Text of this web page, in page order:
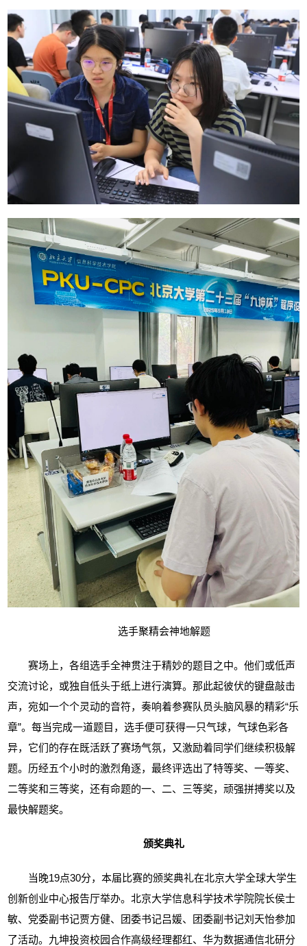
选手聚精会神地解题
赛场上，各组选手全神贯注于精妙的题目之中。他们或低声
交流讨论，或独自低头于纸上进行演算。那此起彼伏的键盘敲击
声，宛如一个个灵动的音符，奏响着参赛队员头脑风暴的精彩“乐
章”。每当完成一道题目，选手便可获得一只气球，气球色彩各
异，它们的存在既活跃了赛场气氛，又激励着同学们继续积极解
题。历经五个小时的激烈角逐，最终评选出了特等奖、一等奖、
二等奖和三等奖，还有命题的一、二、三等奖，顽强拼搏奖以及
最快解题奖。
颁奖典礼
当晚19点30分，本届比赛的颁奖典礼在北京大学全球大学生
创新创业中心报告厅举办。北京大学信息科学技术学院院长侯士
敏、党委副书记贾方健、团委书记吕媛、团委副书记刘天怡参加
了活动。九坤投资校园合作高级经理都红、华为数据通信北研分